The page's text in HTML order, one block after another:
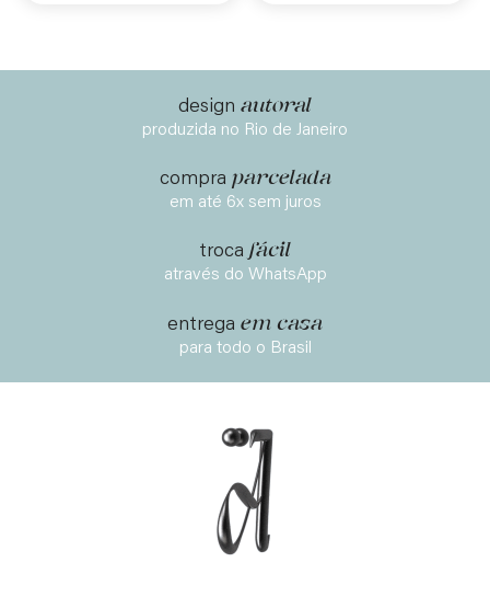
design autoral
produzida no Rio de Janeiro
compra parcelada
em até 6x sem juros
troca fácil
através do WhatsApp
entrega em casa
para todo o Brasil